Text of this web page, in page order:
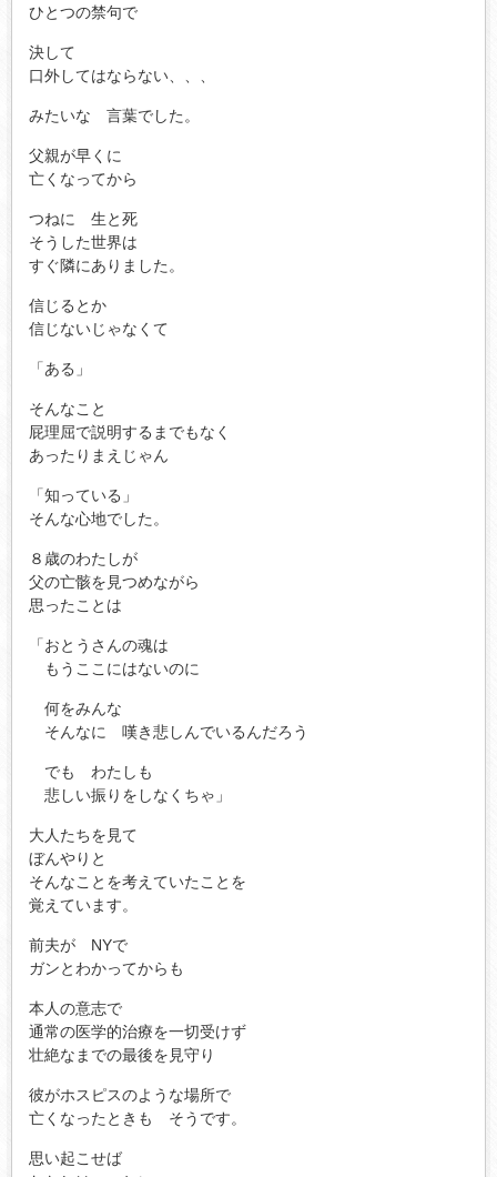
ひとつの禁句で
決して
口外してはならない、、、
みたいな 言葉でした。
父親が早くに
亡くなってから
つねに 生と死
そうした世界は
すぐ隣にありました。
信じるとか
信じないじゃなくて
「ある」
そんなこと
屁理屈で説明するまでもなく
あったりまえじゃん
「知っている」
そんな心地でした。
８歳のわたしが
父の亡骸を見つめながら
思ったことは
「おとうさんの魂は
もうここにはないのに
何をみんな
そんなに 嘆き悲しんでいるんだろう
でも わたしも
悲しい振りをしなくちゃ」
大人たちを見て
ぼんやりと
そんなことを考えていたことを
覚えています。
前夫が NYで
ガンとわかってからも
本人の意志で
通常の医学的治療を一切受けず
壮絶なまでの最後を見守り
彼がホスピスのような場所で
亡くなったときも そうです。
思い起こせば